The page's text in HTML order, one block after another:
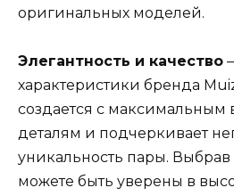
оригинальных моделей.
Элегантность и качество
характеристики бренда
создается с
деталям и подчеркивает
уникальность пары.
можете быть уверены в